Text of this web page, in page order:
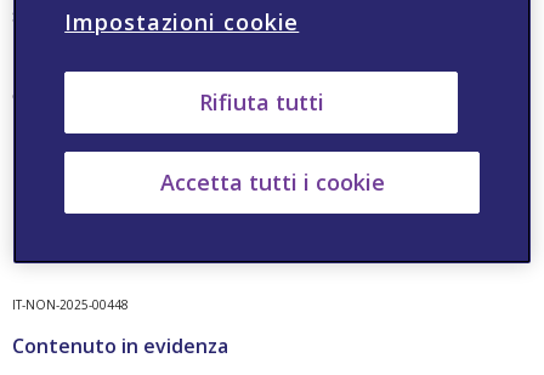
sviluppo più attento e sforzi collaborativi sono essenziali
per superare gli ostacoli esistenti e per massimizzare il
potenziale di questo settore innovativo e in costante
evoluzione.
IT-NON-2025-00448
Contenuto in evidenza
Impostazioni cookie
Rifiuta tutti
Accetta tutti i cookie